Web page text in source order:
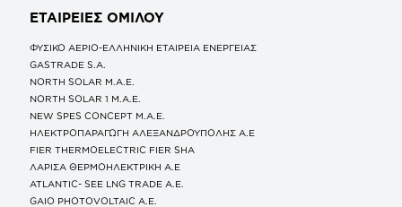
ΕΤΑΙΡΕΙΕΣ ΟΜΙΛΟΥ
ΦΥΣΙΚΟ ΑΕΡΙΟ-ΕΛΛΗΝΙΚΗ ΕΤΑΙΡΕΙΑ ΕΝΕΡΓΕΙΑΣ
GASTRADE S.A.
NORTH SOLAR M.Α.Ε.
NORTH SOLAR 1 M.Α.Ε.
NEW SPES CONCEPT Μ.Α.Ε.
ΗΛΕΚΤΡΟΠΑΡΑΓΩΓΗ ΑΛΕΞΑΝΔΡΟΥΠΟΛΗΣ A.E
FIER THERMOELECTRIC FIER SHA
ΛΑΡΙΣΑ ΘΕΡΜΟΗΛΕΚΤΡΙΚΗ A.E
ATLANTIC- SEE LNG TRADE A.E.
GAIO PHOTOVOLTAIC Α.Ε.